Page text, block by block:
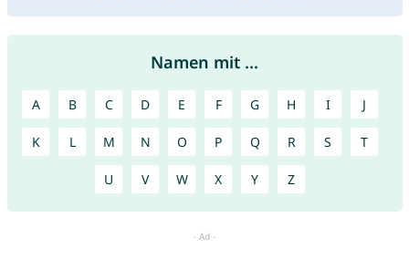
Namen mit ...
A B C D E F G H I J
K L M N O P Q R S T
U V W X Y Z